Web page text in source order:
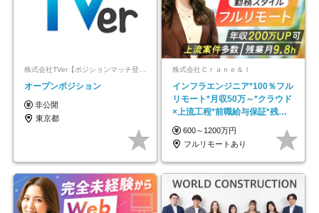
株式会社TVer【ポジションマッチ登録】
オープンポジション
非公開
東京都
株式会社Ｃｒａｎｅ＆Ｉ
インフラエンジニア*100％フル
リモート*月収50万～*クラウド
×上流工程*前職給与保証*残業
月9.8h
600～1200万円
フルリモートあり